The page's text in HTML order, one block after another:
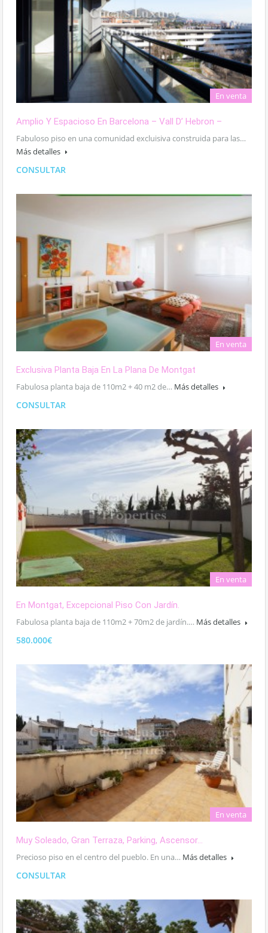
En venta
Amplio Y Espacioso En Barcelona – Vall D’ Hebron –
Fabuloso piso en una comunidad excluisiva construida para las…
Más detalles
CONSULTAR
En venta
Exclusiva Planta Baja En La Plana De Montgat
Fabulosa planta baja de 110m2 + 40 m2 de… Más detalles
CONSULTAR
En venta
En Montgat, Excepcional Piso Con Jardín.
Fabulosa planta baja de 110m2 + 70m2 de jardín.… Más detalles
580.000€
En venta
Muy Soleado, Gran Terraza, Parking, Ascensor…
Precioso piso en el centro del pueblo. En una… Más detalles
CONSULTAR